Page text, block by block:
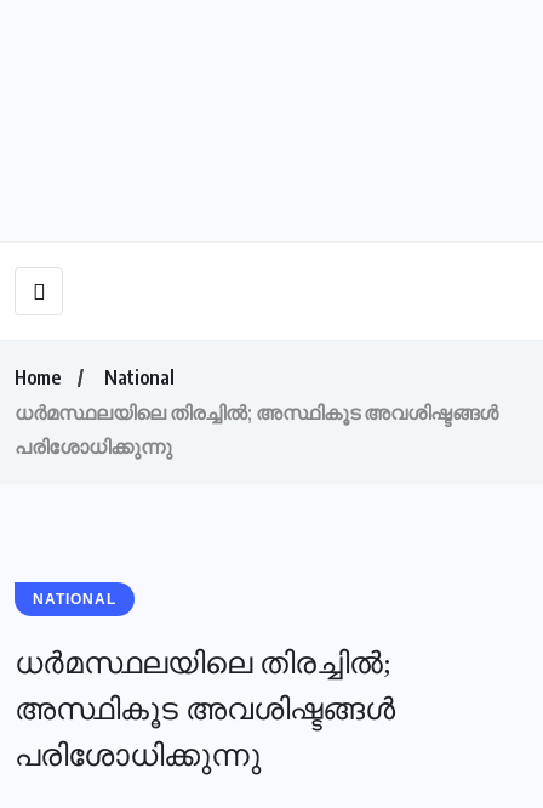
Home
National
ധര്‍മസ്ഥലയിലെ തിരച്ചില്‍; അസ്ഥികൂട അവശിഷ്ടങ്ങള്‍
പരിശോധിക്കുന്നു
NATIONAL
ധര്‍മസ്ഥലയിലെ തിരച്ചില്‍;
അസ്ഥികൂട അവശിഷ്ടങ്ങള്‍
പരിശോധിക്കുന്നു